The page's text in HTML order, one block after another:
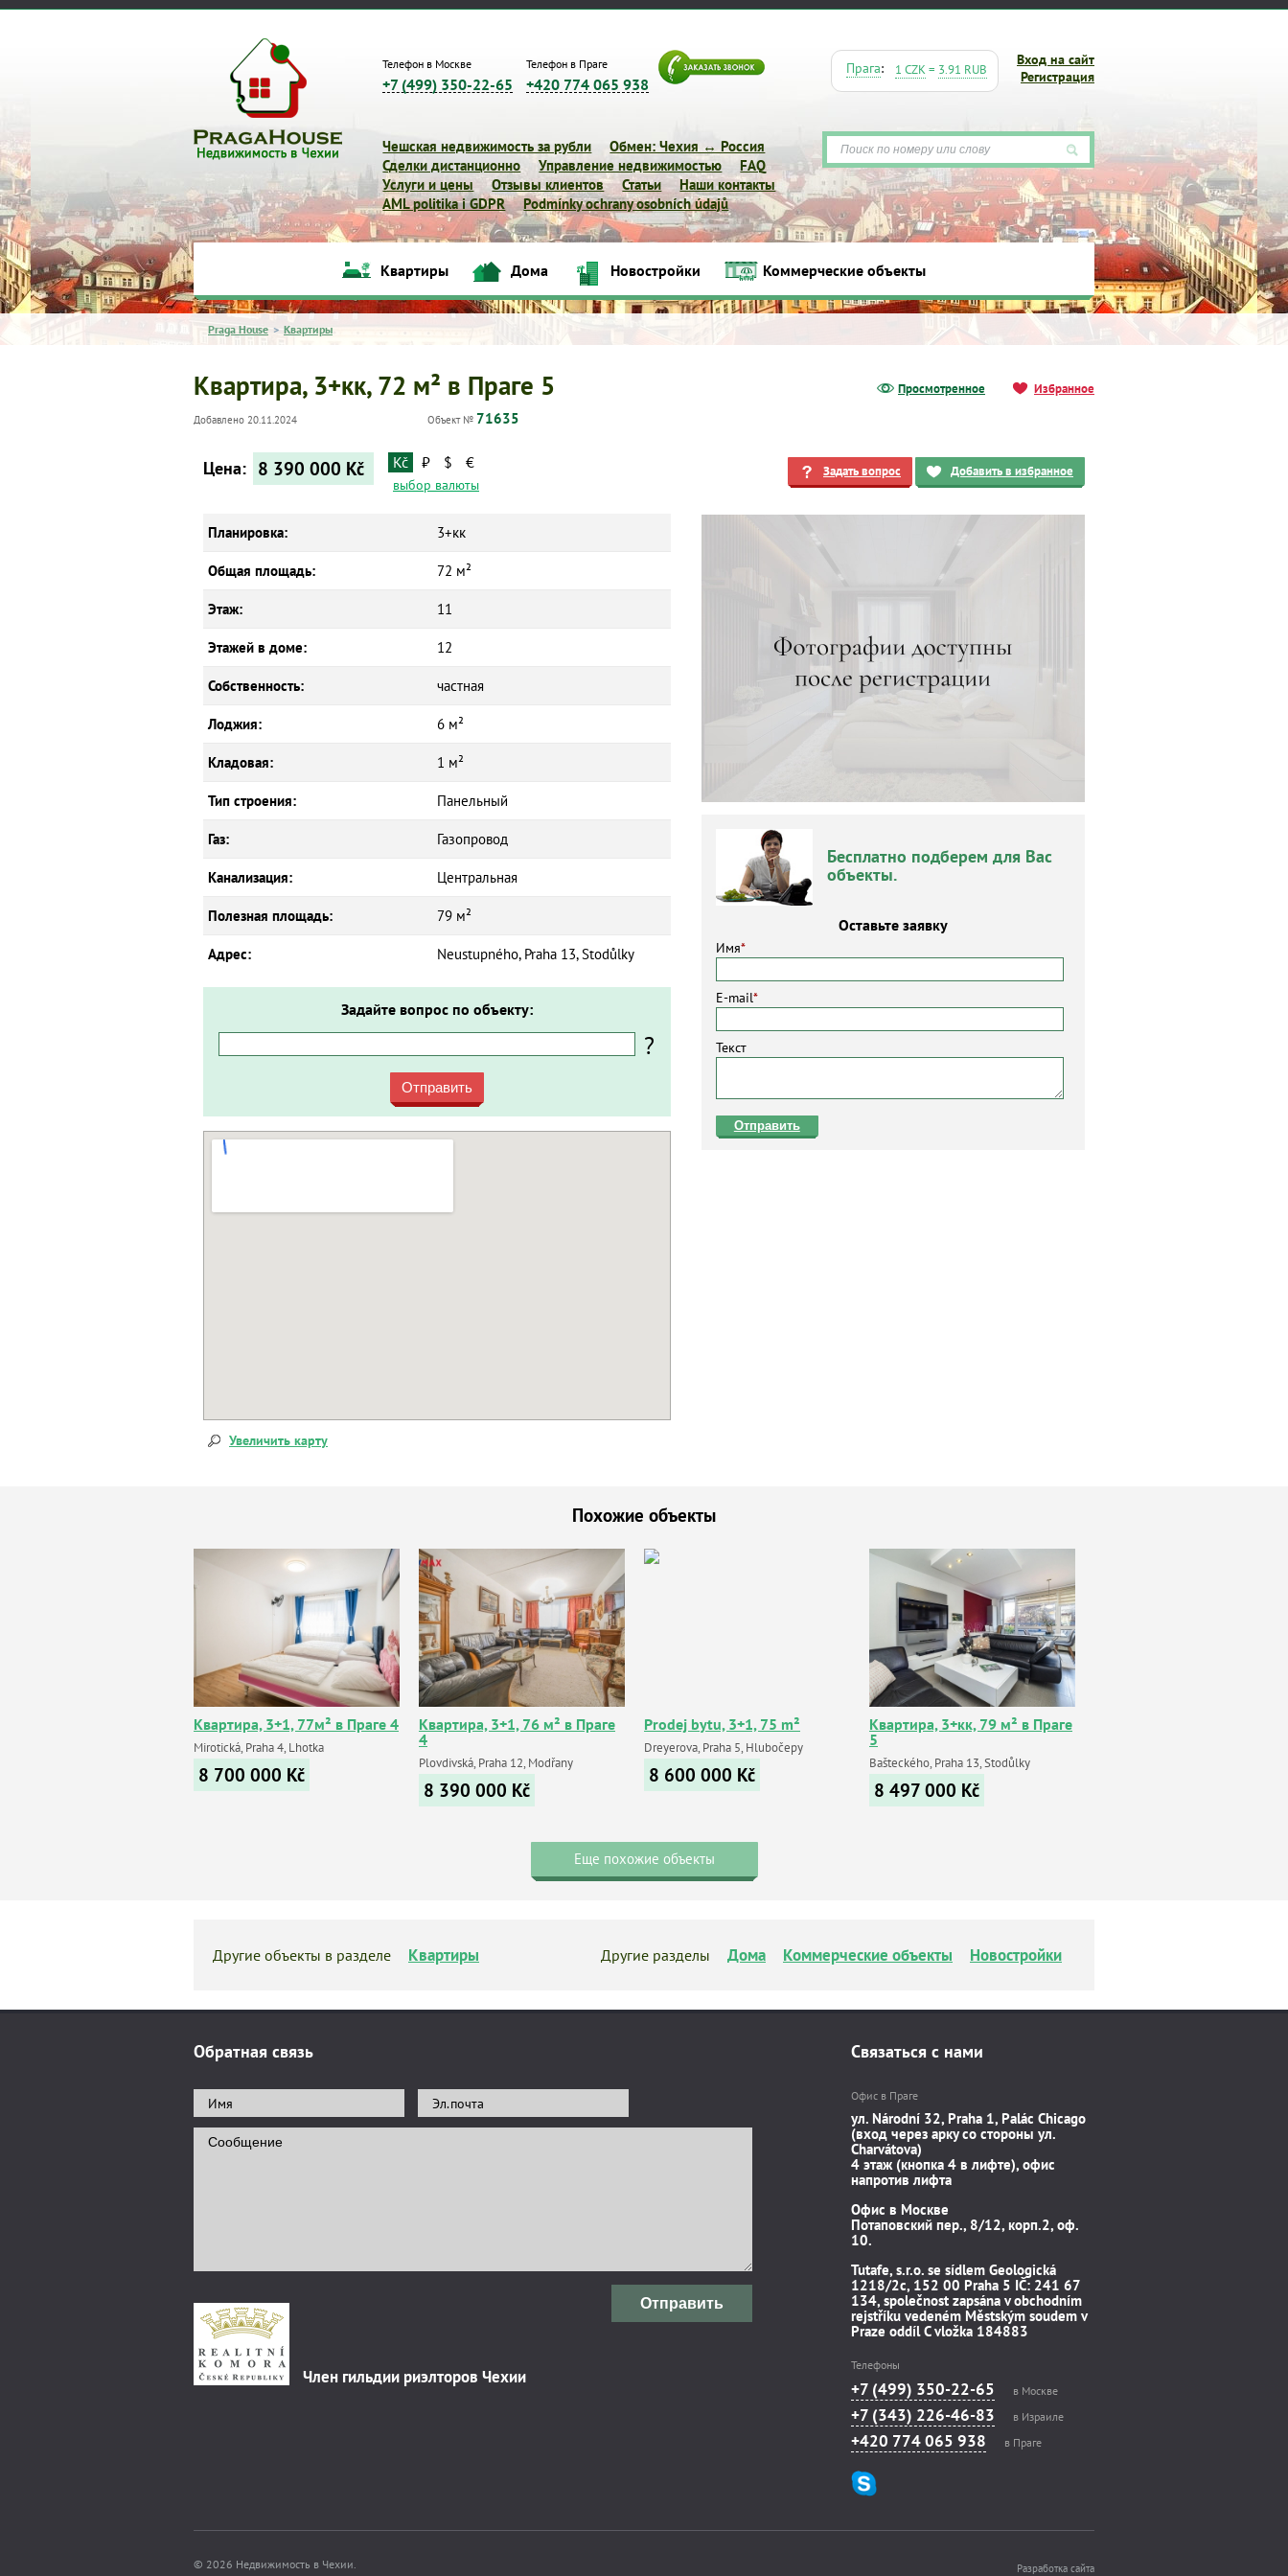
Телефон в Москве
+7 (499) 350-22-65
Телефон в Праге
+420 774 065 938
Вход на сайт
Регистрация
Прага: 1 CZK= 3.91 RUB
Чешская недвижимость за рубли
Обмен: Чехия ↔ Россия
Сделки дистанционно
Управление недвижимостью
FAQ
Услуги и цены
Отзывы клиентов Статьи
Наши контакты
AML politika i GDPR
Podmínky ochrany osobních údajů
Квартиры Дома Новостройки Коммерческие объекты
Квартиры Дома Новостройки Коммерческие объекты
Praga House > Квартиры
Просмотренное Избранное
Квартира, 3+кк, 72 м² в Праге 5
Добавлено 20.11.2024 Объект № 71635
Задать вопрос Добавить в избранное
Бесплатно подберем для Вас
объекты.
Оставьте заявку
Имя*
E-mail*
Текст
Отправить
Цена: 8 390 000 Kč Kč ₽ $ €
выбор валюты
Планировка: 3+кк
Общая площадь: 72 м²
Этаж: 11
Этажей в доме: 12
Собственность: частная
Лоджия: 6 м²
Кладовая: 1 м²
Тип строения: Панельный
Газ: Газопровод
Канализация: Центральная
Полезная площадь: 79 м²
Адрес: Neustupného, Praha 13, Stodůlky
Задайте вопрос по объекту:
?
Отправить
Увеличить карту
Похожие объекты
Квартира, 3+1, 77м² в Праге 4
Mirotická, Praha 4, Lhotka
8 700 000 Kč
Квартира, 3+1, 76 м² в Праге
4
Plovdivská, Praha 12, Modřany
8 390 000 Kč
Prodej bytu, 3+1, 75 m²
Dreyerova, Praha 5, Hlubočepy
8 600 000 Kč
Квартира, 3+кк, 79 м² в Праге
5
Bašteckého, Praha 13, Stodůlky
8 497 000 Kč
Еще похожие объекты
Другие объекты в разделе Квартиры Другие разделы Дома Коммерческие объекты Новостройки
Обратная связь
Отправить
Член гильдии риэлторов Чехии
Связаться с нами
Офис в Праге
ул. Národní 32, Praha 1, Palác Chicago
(вход через арку со стороны ул.
Charvátova)
4 этаж (кнопка 4 в лифте), офис
напротив лифта
Офис в Москве
Потаповский пер., 8/12, корп.2, оф.
10.
Tutafe, s.r.o. se sídlem Geologická
1218/2c, 152 00 Praha 5 IČ: 241 67
134, společnost zapsána v obchodním
rejstříku vedeném Městským soudem v
Praze oddíl C vložka 184883
Телефоны
+7 (499) 350-22-65 в Москве
+7 (343) 226-46-83 в Израиле
+420 774 065 938 в Праге
© 2026 Недвижимость в Чехии. Разработка сайта